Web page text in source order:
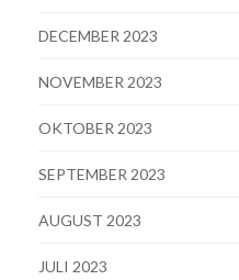
DECEMBER 2023
NOVEMBER 2023
OKTOBER 2023
SEPTEMBER 2023
AUGUST 2023
JULI 2023